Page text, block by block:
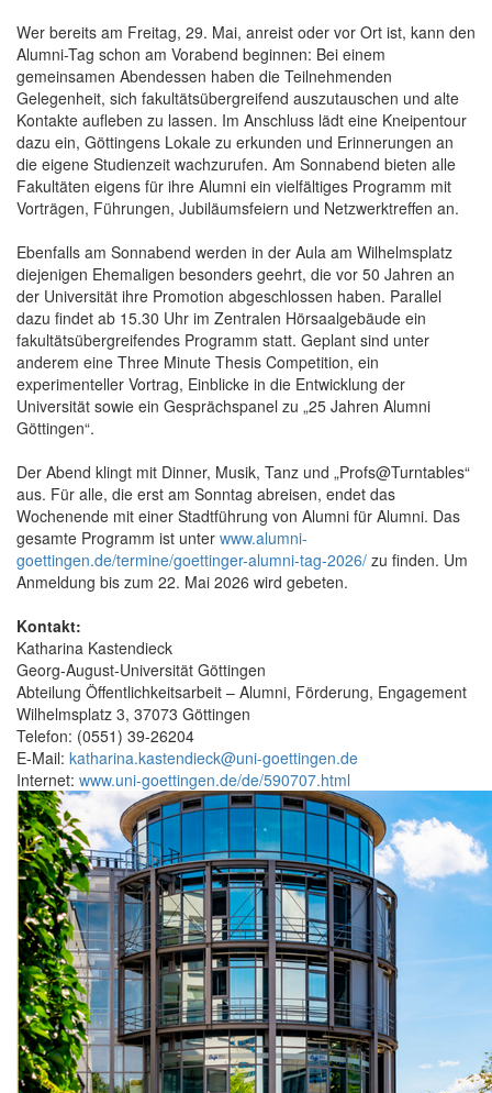
Wer bereits am Freitag, 29. Mai, anreist oder vor Ort ist, kann den
Alumni-Tag schon am Vorabend beginnen: Bei einem
gemeinsamen Abendessen haben die Teilnehmenden
Gelegenheit, sich fakultätsübergreifend auszutauschen und alte
Kontakte aufleben zu lassen. Im Anschluss lädt eine Kneipentour
dazu ein, Göttingens Lokale zu erkunden und Erinnerungen an
die eigene Studienzeit wachzurufen. Am Sonnabend bieten alle
Fakultäten eigens für ihre Alumni ein vielfältiges Programm mit
Vorträgen, Führungen, Jubiläumsfeiern und Netzwerktreffen an.
Ebenfalls am Sonnabend werden in der Aula am Wilhelmsplatz
diejenigen Ehemaligen besonders geehrt, die vor 50 Jahren an
der Universität ihre Promotion abgeschlossen haben. Parallel
dazu findet ab 15.30 Uhr im Zentralen Hörsaalgebäude ein
fakultätsübergreifendes Programm statt. Geplant sind unter
anderem eine Three Minute Thesis Competition, ein
experimenteller Vortrag, Einblicke in die Entwicklung der
Universität sowie ein Gesprächspanel zu „25 Jahren Alumni
Göttingen“.
Der Abend klingt mit Dinner, Musik, Tanz und „Profs@Turntables“
aus. Für alle, die erst am Sonntag abreisen, endet das
Wochenende mit einer Stadtführung von Alumni für Alumni. Das
gesamte Programm ist unter www.alumni-
goettingen.de/termine/goettinger-alumni-tag-2026/ zu finden. Um
Anmeldung bis zum 22. Mai 2026 wird gebeten.
Kontakt:
Katharina Kastendieck
Georg-August-Universität Göttingen
Abteilung Öffentlichkeitsarbeit – Alumni, Förderung, Engagement
Wilhelmsplatz 3, 37073 Göttingen
Telefon: (0551) 39-26204
E-Mail: katharina.kastendieck@uni-goettingen.de
Internet: www.uni-goettingen.de/de/590707.html